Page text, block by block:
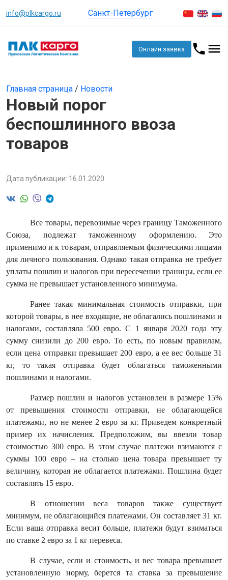
info@plkcargo.ru Санкт-Петербург
Онлайн заявка
Главная страница / Новости
Новый порог
беспошлинного ввоза
товаров
Дата публикации: 16.01.2020
Все товары, перевозимые через границу Таможенного
Союза, подлежат таможенному оформлению. Это
применимо и к товарам, отправляемым физическими лицами
для личного пользования. Однако такая отправка не требует
уплаты пошлин и налогов при пересечении границы, если ее
сумма не превышает установленного минимума.
Ранее такая минимальная стоимость отправки, при
которой товары, в нее входящие, не облагались пошлинами и
налогами, составляла 500 евро. С 1 января 2020 года эту
сумму снизили до 200 евро. То есть, по новым правилам,
если цена отправки превышает 200 евро, а ее вес больше 31
кг, то такая отправка будет облагаться таможенными
пошлинами и налогами.
Размер пошлин и налогов установлен в размере 15%
от превышения стоимости отправки, не облагающейся
платежами, но не менее 2 евро за кг. Приведем конкретный
пример их начисления. Предположим, вы ввезли товар
стоимостью 300 евро. В этом случае платежи взимаются с
суммы 100 евро – на столько цена товара превышает ту
величину, которая не облагается платежами. Пошлина будет
составлять 15 евро.
В отношении веса товаров также существует
минимум, не облагающийся платежами. Он составляет 31 кг.
Если ваша отправка весит больше, платежи будут взиматься
по ставке 2 евро за 1 кг перевеса.
В случае, если и стоимость, и вес товара превышает
установленную норму, берется та ставка за превышение